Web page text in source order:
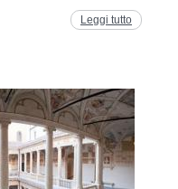
Leggi tutto